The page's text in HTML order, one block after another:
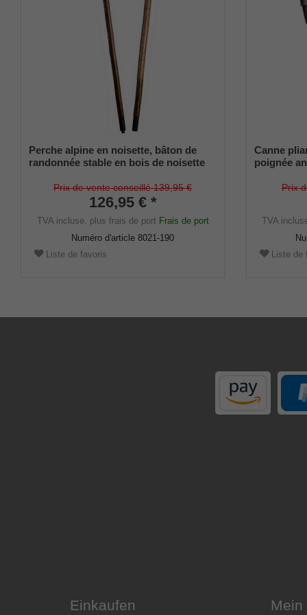
Perche alpine en noisette, bâton de
randonnée stable en bois de noisette
douille filetée, pointe de bâton de
montagne incluse
Prix de vente conseillé 139,95 €
126,95 € *
TVA incluse. plus frais de port Frais de port
Numéro d'article8021-190
Liste de favoris
Canne
poignée
hauteur
Prix
TVA
Liste de
Einkaufen Mein